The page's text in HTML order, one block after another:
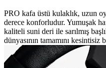
PRO kafa üstü kulaklık, uzun
derece konforludur. Yumuşak
kaliteli suni deri ile sarılmış
dünyasının tamamını